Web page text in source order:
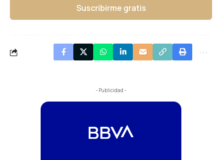
Suscribirme gratis
- Publicidad -